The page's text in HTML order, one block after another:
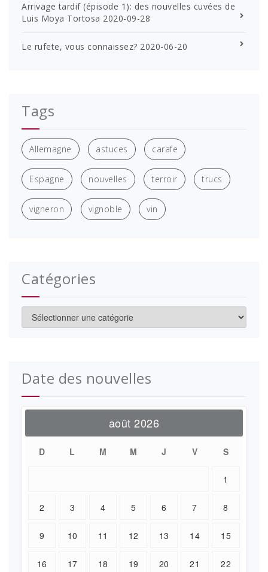
Arrivage tardif (épisode 1): des nouvelles cuvées de
Luis Moya Tortosa 2020-09-28
Le rufete, vous connaissez? 2020-06-20
Tags
Allemagne astuces carafe
Espagne nouvelles terroir trucs
vigneron vignoble vin
Catégories
Catégories
Date des nouvelles
août 2026
D L M M J V S
1
2 3 4 5 6 7 8
9 10 11 12 13 14 15
16 17 18 19 20 21 22